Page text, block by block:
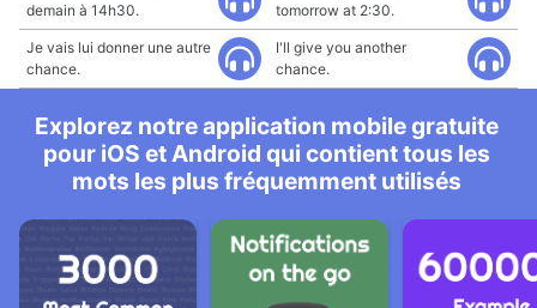
demain à 14h30.
tomorrow at 2:30.
Je vais lui donner une autre
chance.
I'll give you another
chance.
Explorez notre application mobile gratuite
pour iOS et Android qui contient tous les
mots les plus fréquemment utilisés